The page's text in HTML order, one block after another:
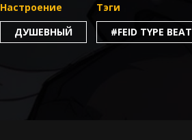
Настроение
ДУШЕВНЫЙ
Тэги
#FEID TYPE BEAT